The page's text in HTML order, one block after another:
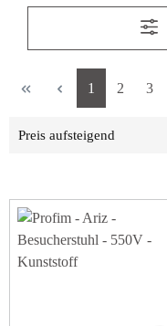
Seite
1 Seite
2 Seite
3